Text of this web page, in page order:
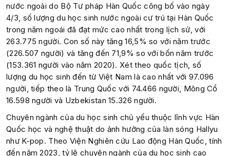
nước ngoài do Bộ Tư pháp Hàn Quốc công bố vào ngày
4/3, số lượng du học sinh nước ngoài cư trú tại Hàn Quốc
trong năm ngoái đã đạt mức cao nhất trong lịch sử, với
263.775 người. Con số này tăng 16,5% so với năm trước
(226.507 người) và tăng đến 71,9% so với bốn năm trước
(153.361 người vào năm 2020). Xét theo quốc tịch, số
lượng du học sinh đến từ Việt Nam là cao nhất với 97.096
người, tiếp theo là Trung Quốc với 74.466 người, Mông Cổ
16.598 người và Uzbekistan 15.326 người.
Chuyên ngành của du học sinh chủ yếu thuộc lĩnh vực Hàn
Quốc học và nghệ thuật do ảnh hưởng của làn sóng Hallyu
như K-pop. Theo Viện Nghiên cứu Lao động Hàn Quốc, tính
đến năm 2023, tỷ lệ chuyên ngành của du học sinh cao